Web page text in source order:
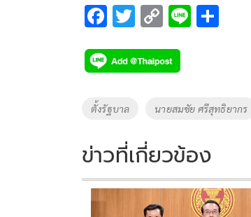
F
e
b
o
k
T
tt
er
C
p
y
Li
k
Li
Tags
ตั้งรัฐบาล นายสมชัย ศรีสุทธิยากร
ข่าวที่เกี่ยวข้อง